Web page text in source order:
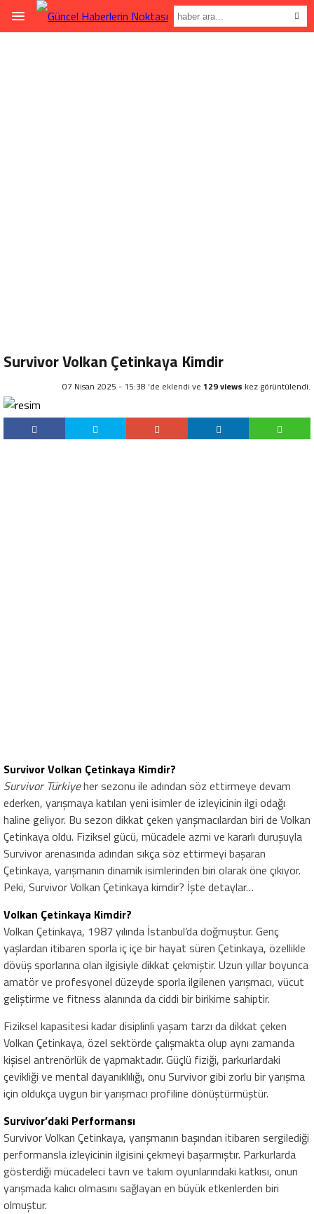
Survivor Volkan Çetinkaya Kimdir
07 Nisan 2025 - 15:38 'de eklendi ve 129 views kez görüntülendi.
Survivor Volkan Çetinkaya Kimdir?
Survivor Türkiyeher sezonu ile adından söz ettirmeye devam
ederken, yarışmaya katılan yeni isimler de izleyicinin ilgi odağı
haline geliyor. Bu sezon dikkat çeken yarışmacılardan biri de Volkan
Çetinkaya oldu. Fiziksel gücü, mücadele azmi ve kararlı duruşuyla
Survivor arenasında adından sıkça söz ettirmeyi başaran
Çetinkaya, yarışmanın dinamik isimlerinden biri olarak öne çıkıyor.
Peki, Survivor Volkan Çetinkaya kimdir? İşte detaylar…
Volkan Çetinkaya Kimdir?
Volkan Çetinkaya, 1987 yılında İstanbul’da doğmuştur. Genç
yaşlardan itibaren sporla iç içe bir hayat süren Çetinkaya, özellikle
dövüş sporlarına olan ilgisiyle dikkat çekmiştir. Uzun yıllar boyunca
amatör ve profesyonel düzeyde sporla ilgilenen yarışmacı, vücut
geliştirme ve fitness alanında da ciddi bir birikime sahiptir.
Fiziksel kapasitesi kadar disiplinli yaşam tarzı da dikkat çeken
Volkan Çetinkaya, özel sektörde çalışmakta olup aynı zamanda
kişisel antrenörlük de yapmaktadır. Güçlü fiziği, parkurlardaki
çevikliği ve mental dayanıklılığı, onu Survivor gibi zorlu bir yarışma
için oldukça uygun bir yarışmacı profiline dönüştürmüştür.
Survivor’daki Performansı
Survivor Volkan Çetinkaya, yarışmanın başından itibaren sergilediği
performansla izleyicinin ilgisini çekmeyi başarmıştır. Parkurlarda
gösterdiği mücadeleci tavrı ve takım oyunlarındaki katkısı, onun
yarışmada kalıcı olmasını sağlayan en büyük etkenlerden biri
olmuştur.